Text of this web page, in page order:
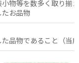
物等を数多く取り揃
たお品物
品物であること（当